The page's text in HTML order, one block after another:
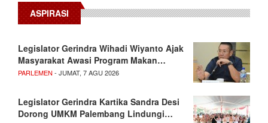
ASPIRASI
Legislator Gerindra Wihadi Wiyanto Ajak
Masyarakat Awasi Program Makan…
PARLEMEN - JUMAT, 7 AGU 2026
Legislator Gerindra Kartika Sandra Desi
Dorong UMKM Palembang Lindungi…